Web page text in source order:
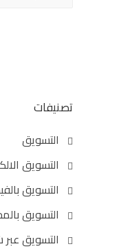
تصنيفات
التسويق
التسويق
التسويق
التسويق
التسويق